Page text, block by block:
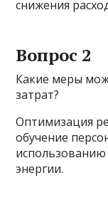
снижения
Вопрос 2
Какие меры
затрат?
Оптимизация
обучение
использованию
энергии.